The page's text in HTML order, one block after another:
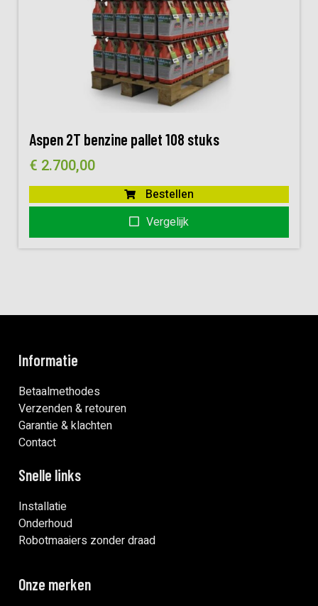
Aspen 2T benzine pallet 108 stuks
€ 2.700,00
Bestellen
Vergelijk
Informatie
Betaalmethodes
Verzenden & retouren
Garantie & klachten
Contact
Snelle links
Installatie
Onderhoud
Robotmaaiers zonder draad
Onze merken